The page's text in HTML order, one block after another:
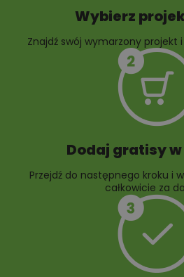
10 projektów rabat
Wybierz
Znajdź swój wymarzony projekt
Dodaj gratisy
Przejdź do następnego kroku i
całkowicie za